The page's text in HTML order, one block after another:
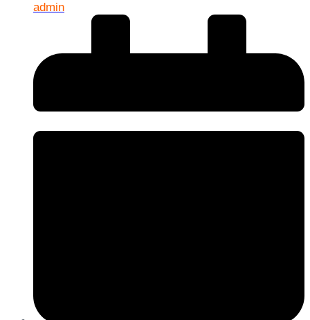
admin